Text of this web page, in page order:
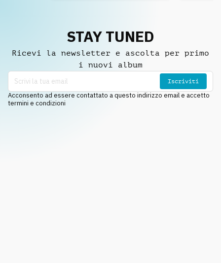
STAY TUNED
Ricevi la newsletter e ascolta per primo
i nuovi album
Iscriviti
Acconsento ad essere contattato a questo indirizzo email e accetto
termini e condizioni